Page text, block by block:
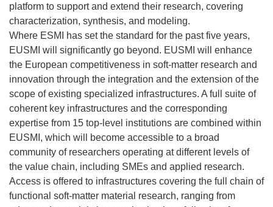
platform to support and extend their research, covering
characterization, synthesis, and modeling.
Where ESMI has set the standard for the past five years,
EUSMI will significantly go beyond. EUSMI will enhance
the European competitiveness in soft-matter research and
innovation through the integration and the extension of the
scope of existing specialized infrastructures. A full suite of
coherent key infrastructures and the corresponding
expertise from 15 top-level institutions are combined within
EUSMI, which will become accessible to a broad
community of researchers operating at different levels of
the value chain, including SMEs and applied research.
Access is offered to infrastructures covering the full chain of
functional soft-matter material research, ranging from